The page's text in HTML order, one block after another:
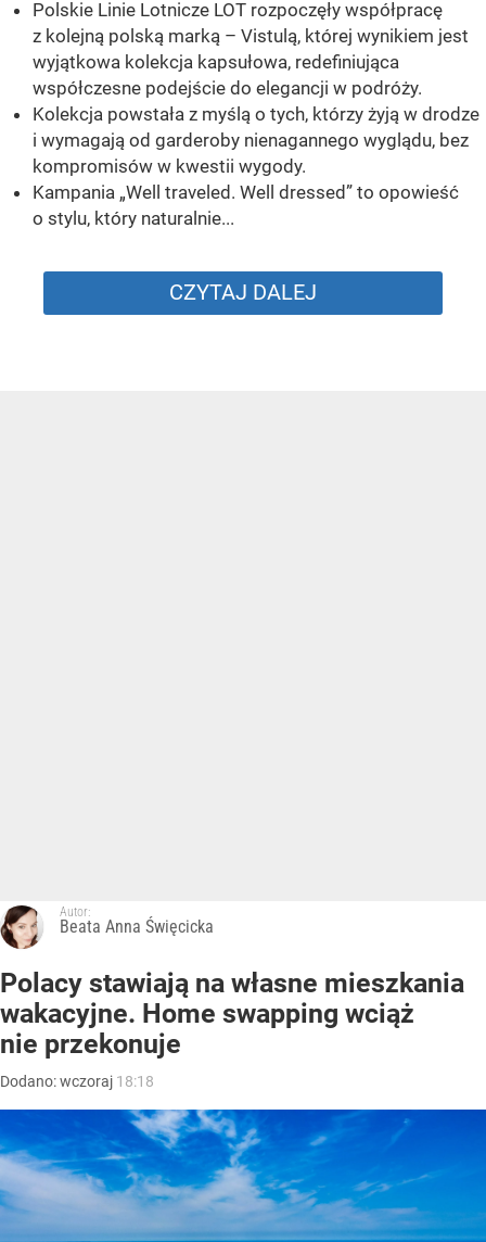
Polskie Linie Lotnicze LOT rozpoczęły współpracę
z kolejną polską marką – Vistulą, której wynikiem jest
wyjątkowa kolekcja kapsułowa, redefiniująca
współczesne podejście do elegancji w podróży.
Kolekcja powstała z myślą o tych, którzy żyją w drodze
i wymagają od garderoby nienagannego wyglądu, bez
kompromisów w kwestii wygody.
Kampania „Well traveled. Well dressed” to opowieść
o stylu, który naturalnie...
CZYTAJ DALEJ
Autor:
Beata Anna Święcicka
Polacy stawiają na własne mieszkania
wakacyjne. Home swapping wciąż
nie przekonuje
Dodano:wczoraj 18:18